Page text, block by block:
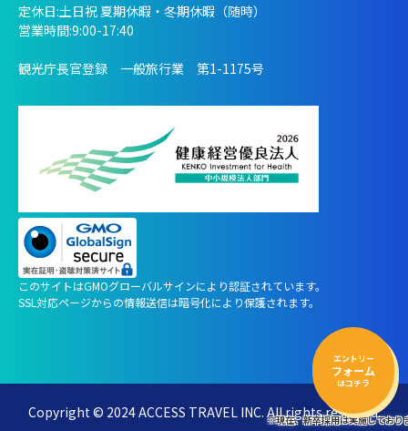
定休日:土日祝 夏期休暇・冬期休暇（随時）
営業時間:9:00-17:40
観光庁長官登録 一般旅行業 第1-1175号
このサイトはGMOグローバルサインにより認証されています。
SSL対応ページからの情報送信は暗号化により保護されます。
Copyright © 2024 ACCESS TRAVEL INC. All rights reserved.
エントリー
フォーム
はコチラ
※現在、新卒採用は実施しており